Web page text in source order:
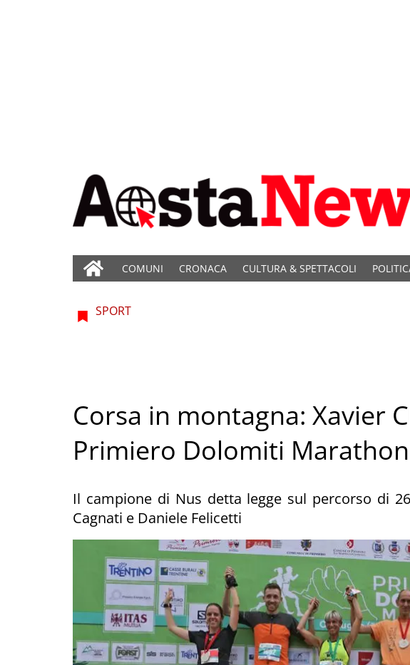
COMUNI CRONACA CULTURA & SPETTACOLI
SPORT
Corsa in montagna: Xavier
Primiero Dolomiti Marathon
Il campione di Nus detta legge sul percorso di
Cagnati e Daniele Felicetti